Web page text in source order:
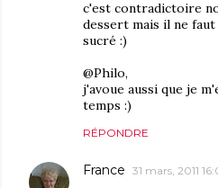
c'est contradictoire
dessert mais il ne
sucré :)
@Philo,
j'avoue aussi que je
temps :)
RÉPONDRE
France 31 mars, 2011